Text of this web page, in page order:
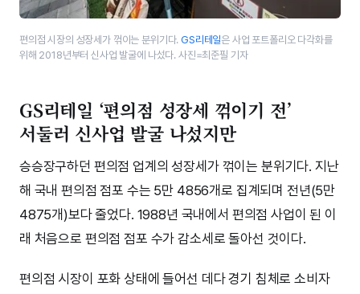
편의점 시장의 성장세가 꺾이는 분위기다.GS리테일은 사업 포트폴리오 다각화를
위해 2018년부터 신사업 발굴에 나섰다. 사진=최준필 기자
GS리테일 ‘편의점 성장세 꺾이기 전’
서둘러 신사업 발굴 나섰지만
승승장구하던 편의점 업계의 성장세가 꺾이는 분위기다. 지난
해 국내 편의점 점포 수는 5만 4856개로 집계되며 전년(5만
4875개)보다 줄었다. 1988년 국내에서 편의점 사업이 된 이
래 처음으로 편의점 점포 수가 감소세로 돌아선 것이다.
편의점 시장이 포화 상태에 들어선 데다 경기 침체로 소비자